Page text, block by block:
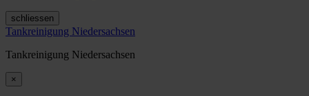
schliessen
Tankreinigung Niedersachsen
Tankreinigung Niedersachsen
×